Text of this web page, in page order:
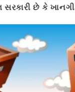
છે કે ખાનગી